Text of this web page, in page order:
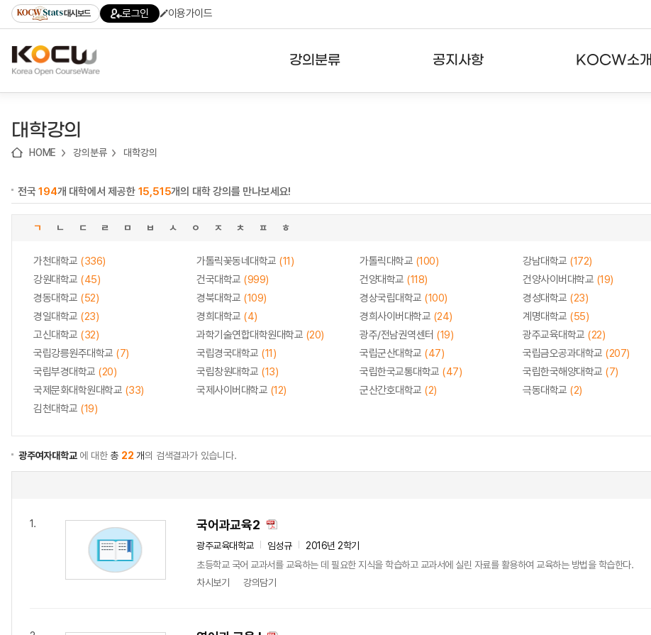
기
기
기
content)
가
대시보드 로그인 이용가이드
강의분류 공지사항 KOCW소개
대학강의
HOME 강의분류 대학강의
전국194개 대학에서 제공한 15,515개의 대학 강의를 만나보세요!
ㄱ ㄴ ㄷ ㄹ ㅁ ㅂ ㅅ ㅇ ㅈ ㅊ ㅍ ㅎ
가천대학교 (336) 가톨릭꽃동네대학교 (11) 가톨릭대학교 (100) 강남대학교 (172)
강원대학교 (45) 건국대학교 (999) 건양대학교 (118) 건양사이버대학교 (19)
경동대학교 (52) 경북대학교 (109) 경상국립대학교 (100) 경성대학교 (23)
경일대학교 (23) 경희대학교 (4) 경희사이버대학교 (24) 계명대학교 (55)
고신대학교 (32) 과학기술연합대학원대학교 (20) 광주/전남권역센터 (19) 광주교육대학교 (22)
국립강릉원주대학교 (7) 국립경국대학교 (11) 국립군산대학교 (47) 국립금오공과대학교 (207)
국립부경대학교 (20) 국립창원대학교 (13) 국립한국교통대학교 (47) 국립한국해양대학교 (7)
국제문화대학원대학교 (33) 국제사이버대학교 (12) 군산간호대학교 (2) 극동대학교 (2)
김천대학교 (19)
광주여자대학교에 대한총 22 개의 검색결과가 있습니다.
1. 국어과교육2
광주교육대학교 임성규
2016년 2학기
초등학교 국어 교과서를 교육하는 데 필요한 지식을 학습하고 교과서에 실린 자료를 활용하여 교육하는 방법을 학습한다.
차시보기
강의담기